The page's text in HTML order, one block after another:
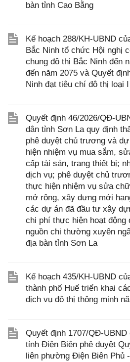
bàn tỉnh Cao Bằng
Kế hoạch 288/KH-UBND
Bắc Ninh tổ chức Hội nghị
chung đô thị Bắc Ninh đến
đến năm 2075 và Quyết
Ninh đạt tiêu chí đô thị loại I
Quyết định 46/2026/QĐ-
dân tỉnh Sơn La quy định
phê duyệt chủ trương và
hiện nhiệm vụ mua sắm,
cấp tài sản, trang thiết bị;
dịch vụ; phê duyệt chủ
thực hiện nhiệm vụ sửa
mở rộng, xây dựng mới
các dự án đã đầu tư xây
chi phí thực hiện hoạt động
nguồn chi thường xuyên
địa bàn tỉnh Sơn La
Kế hoạch 435/KH-UBND
thành phố Huế triển khai
dịch vụ đô thị thông minh
Quyết định 1707/QĐ-UBND
tỉnh Điện Biên phê duyệt
liên phường Điện Biên Phủ